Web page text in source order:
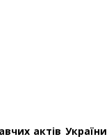
актів